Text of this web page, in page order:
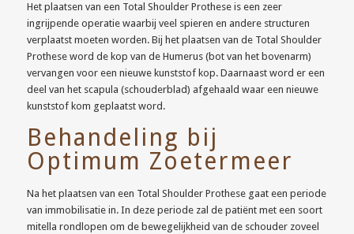
Het plaatsen van een Total Shoulder Prothese is een zeer
ingrijpende operatie waarbij veel spieren en andere structuren
verplaatst moeten worden. Bij het plaatsen van de Total Shoulder
Prothese word de kop van de Humerus (bot van het bovenarm)
vervangen voor een nieuwe kunststof kop. Daarnaast word er een
deel van het scapula (schouderblad) afgehaald waar een nieuwe
kunststof kom geplaatst word.
Behandeling bij
Optimum Zoetermeer
Na het plaatsen van een Total Shoulder Prothese gaat een periode
van immobilisatie in. In deze periode zal de patiënt met een soort
mitella rondlopen om de bewegelijkheid van de schouder zoveel